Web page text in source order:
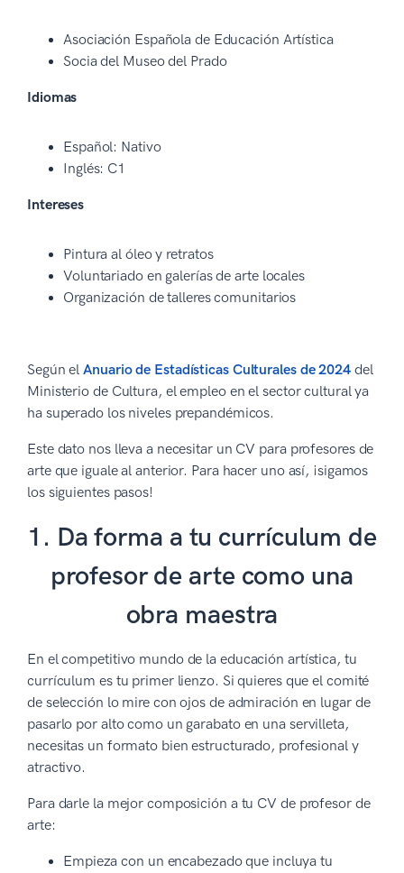
Asociación Española de Educación Artística
Socia del Museo del Prado
Idiomas
Español: Nativo
Inglés: C1
Intereses
Pintura al óleo y retratos
Voluntariado en galerías de arte locales
Organización de talleres comunitarios
Según elAnuario de Estadísticas Culturales de 2024del
Ministerio de Cultura, el empleo en el sector cultural ya
ha superado los niveles prepandémicos.
Este dato nos lleva a necesitar un CV para profesores de
arte que iguale al anterior. Para hacer uno así, ¡sigamos
los siguientes pasos!
1. Da forma a tu currículum de
profesor de arte como una
obra maestra
En el competitivo mundo de la educación artística, tu
currículum es tu primer lienzo. Si quieres que el comité
de selección lo mire con ojos de admiración en lugar de
pasarlo por alto como un garabato en una servilleta,
necesitas un formato bien estructurado, profesional y
atractivo.
Para darle la mejor composición a tu CV de profesor de
arte:
Empieza con un encabezado que incluya tu